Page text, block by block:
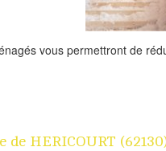
vous permettront de
HERICOURT